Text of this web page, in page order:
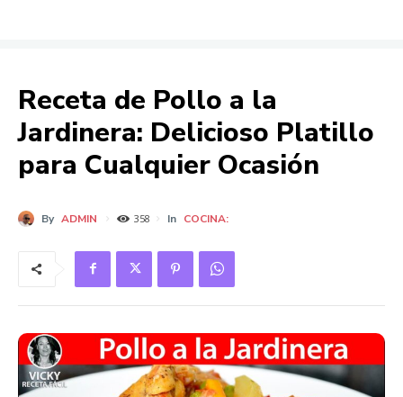
Receta de Pollo a la
Jardinera: Delicioso Platillo
para Cualquier Ocasión
By ADMIN 358 In COCINA: